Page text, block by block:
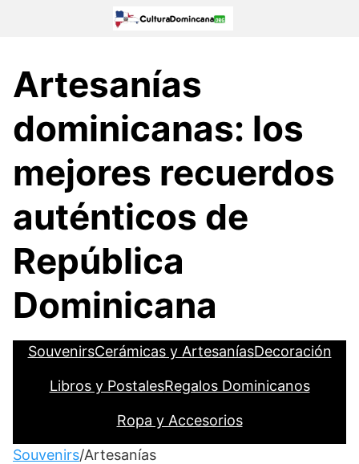
Artesanías
dominicanas: los
mejores recuerdos
auténticos de
República
Dominicana
SouvenirsCerámicas y ArtesaníasDecoración
Libros y PostalesRegalos Dominicanos
Ropa y Accesorios
Souvenirs/Artesanías